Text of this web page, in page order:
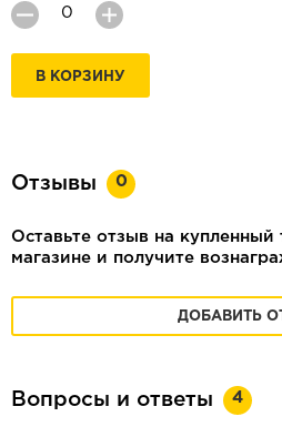
В КОРЗИНУ
Отзывы 0
Оставьте отзыв на
магазине и получите
ДОБАВИТЬ
Вопросы и ответы 4